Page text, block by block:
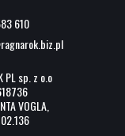
610
PL sp. z o.o
VOGLA,